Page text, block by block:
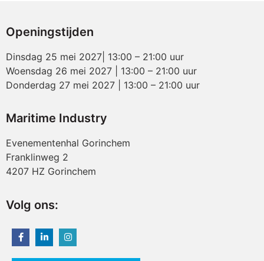
Openingstijden
Dinsdag 25 mei 2027| 13:00 – 21:00 uur
Woensdag 26 mei 2027 | 13:00 – 21:00 uur
Donderdag 27 mei 2027 | 13:00 – 21:00 uur
Maritime Industry
Evenementenhal Gorinchem
Franklinweg 2
4207 HZ Gorinchem
Volg ons: